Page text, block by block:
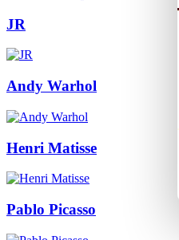
JR
Andy Warhol
Henri Matisse
Pablo Picasso